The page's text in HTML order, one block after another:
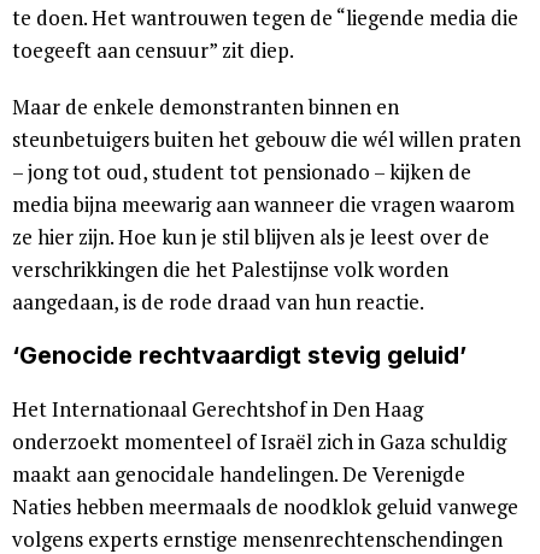
te doen. Het wantrouwen tegen de “liegende media die
toegeeft aan censuur” zit diep.
Maar de enkele demonstranten binnen en
steunbetuigers buiten het gebouw die wél willen praten
– jong tot oud, student tot pensionado – kijken de
media bijna meewarig aan wanneer die vragen waarom
ze hier zijn. Hoe kun je stil blijven als je leest over de
verschrikkingen die het Palestijnse volk worden
aangedaan, is de rode draad van hun reactie.
‘Genocide rechtvaardigt stevig geluid’
Het Internationaal Gerechtshof in Den Haag
onderzoekt momenteel of Israël zich in Gaza schuldig
maakt aan genocidale handelingen. De Verenigde
Naties hebben meermaals de noodklok geluid vanwege
volgens experts ernstige mensenrechtenschendingen